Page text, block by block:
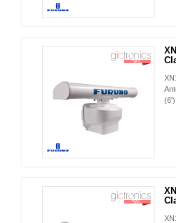
NUEVO
(6')
NUEVO